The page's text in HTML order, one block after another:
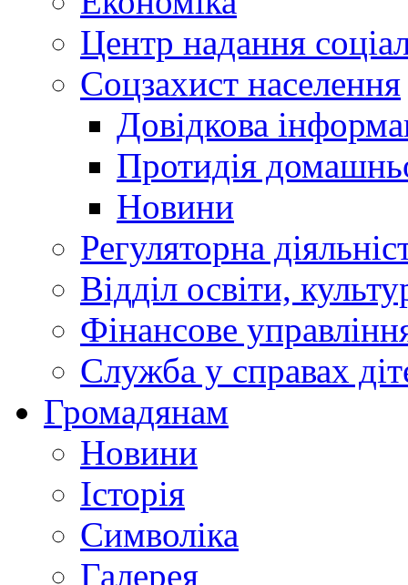
Центр надання
Соцзахист населення
Довідкова
Протидія
Новини
Регуляторна
Відділ освіти,
Фінансове
Служба у справах
Громадянам
Новини
Історія
Символіка
Галерея